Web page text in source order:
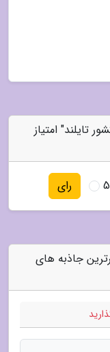
کشور تایلند" امتیاز
5 رای
"معرفی 17مورد از برترین جاذبه های